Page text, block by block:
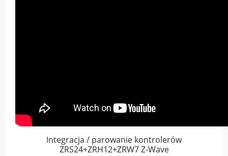
Integracja / parowanie kontrolerów
ZRS24+ZRH12+ZRW7 Z-Wave